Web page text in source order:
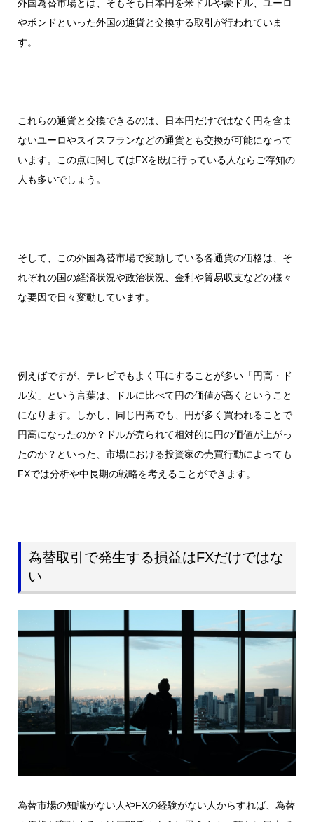
外国為替市場とは、そもそも日本円を米ドルや豪ドル、ユーロ
やポンドといった外国の通貨と交換する取引が行われていま
す。
これらの通貨と交換できるのは、日本円だけではなく円を含ま
ないユーロやスイスフランなどの通貨とも交換が可能になって
います。この点に関してはFXを既に行っている人ならご存知の
人も多いでしょう。
そして、この外国為替市場で変動している各通貨の価格は、そ
れぞれの国の経済状況や政治状況、金利や貿易収支などの様々
な要因で日々変動しています。
例えばですが、テレビでもよく耳にすることが多い「円高・ド
ル安」という言葉は、ドルに比べて円の価値が高くということ
になります。しかし、同じ円高でも、円が多く買われることで
円高になったのか？ドルが売られて相対的に円の価値が上がっ
たのか？といった、市場における投資家の売買行動によっても
FXでは分析や中長期の戦略を考えることができます。
為替取引で発生する損益はFXだけではな
い
為替市場の知識がない人やFXの経験がない人からすれば、為替